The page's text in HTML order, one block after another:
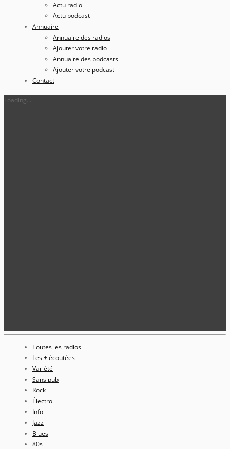
Actu radio
Actu podcast
Annuaire
Annuaire des radios
Ajouter votre radio
Annuaire des podcasts
Ajouter votre podcast
Contact
Loading...
Toutes les radios
Les + écoutées
Variété
Sans pub
Rock
Électro
Info
Jazz
Blues
80s